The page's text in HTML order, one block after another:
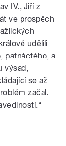
IV., Jiří z
ve prospěch
udělili
patnáctého, a
výsad,
se až
začal.